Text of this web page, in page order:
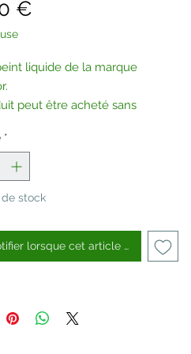
€
liquide de la marque
peut être acheté sans
nous
*
stock
lorsque cet article est disponible